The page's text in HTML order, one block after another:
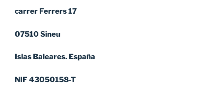
carrer Ferrers 17
07510 Sineu
Islas Baleares. España
NIF 43050158-T